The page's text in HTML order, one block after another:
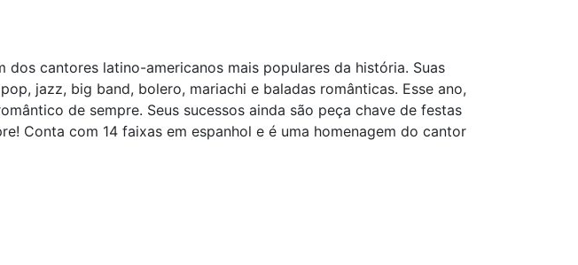
cantores latino-americanos mais populares da história. Suas
jazz, big band, bolero, mariachi e baladas românticas. Esse ano,
de sempre. Seus sucessos ainda são peça chave de festas
Conta com 14 faixas em espanhol e é uma homenagem do cantor